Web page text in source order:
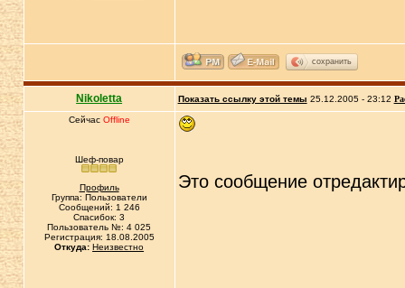
сохранить
Nikoletta Показать ссылку этой темы 25.12.2005 - 23:12
Сейчас Offline
Шеф-повар
Профиль
Группа: Пользователи
Сообщений: 1 246
Спасибок: 3
Пользователь №: 4 025
Регистрация: 18.08.2005
Откуда: Неизвестно
Это сообщение